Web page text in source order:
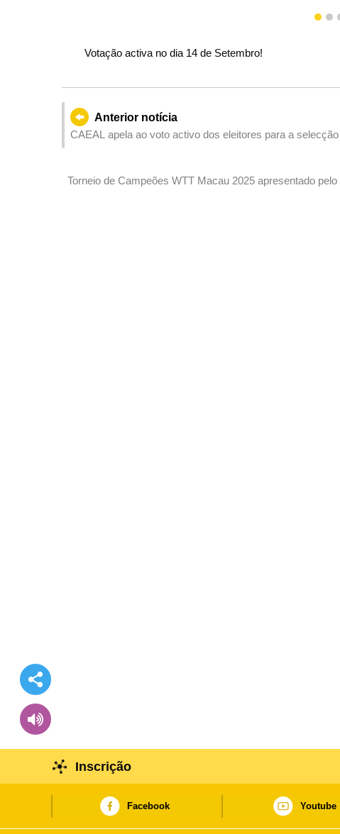
1 2
Votação activa no dia 14 de Setembro!
Anterior notícia
CAEAL apela ao voto activo dos eleitores para a
Torneio de Campeões WTT Macau 2025 apresentado
Inscrição
Facebook Youtube